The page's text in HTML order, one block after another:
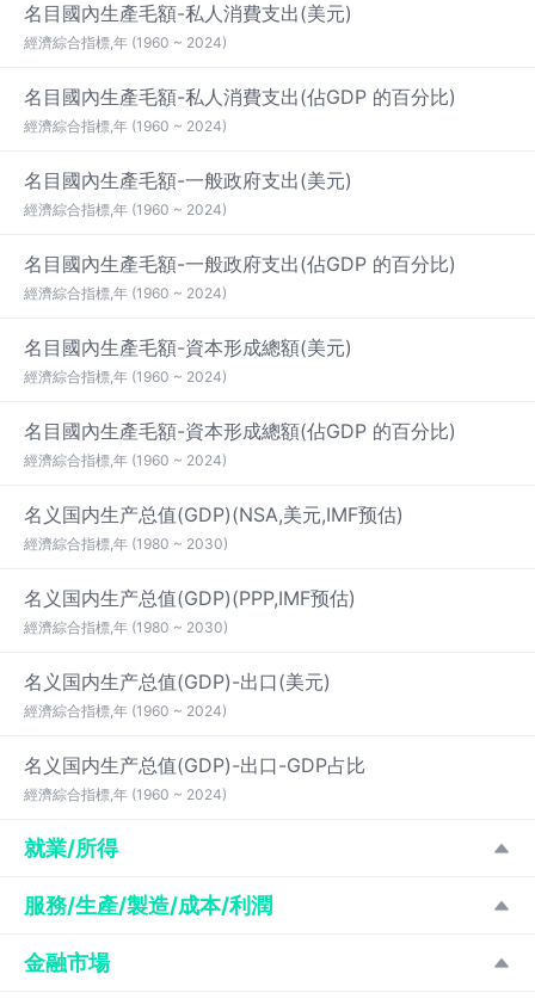
名目國內生產毛額-私人消費支出(美元)
經濟綜合指標,年 (1960 ~ 2024)
名目國內生產毛額-私人消費支出(佔GDP 的百分比)
經濟綜合指標,年 (1960 ~ 2024)
名目國內生產毛額-一般政府支出(美元)
經濟綜合指標,年 (1960 ~ 2024)
名目國內生產毛額-一般政府支出(佔GDP 的百分比)
經濟綜合指標,年 (1960 ~ 2024)
名目國內生產毛額-資本形成總額(美元)
經濟綜合指標,年 (1960 ~ 2024)
名目國內生產毛額-資本形成總額(佔GDP 的百分比)
經濟綜合指標,年 (1960 ~ 2024)
名义国内生产总值(GDP)(NSA,美元,IMF预估)
經濟綜合指標,年 (1980 ~ 2030)
名义国内生产总值(GDP)(PPP,IMF预估)
經濟綜合指標,年 (1980 ~ 2030)
名义国内生产总值(GDP)-出口(美元)
經濟綜合指標,年 (1960 ~ 2024)
名义国内生产总值(GDP)-出口-GDP占比
經濟綜合指標,年 (1960 ~ 2024)
就業/所得
服務/生產/製造/成本/利潤
金融市場